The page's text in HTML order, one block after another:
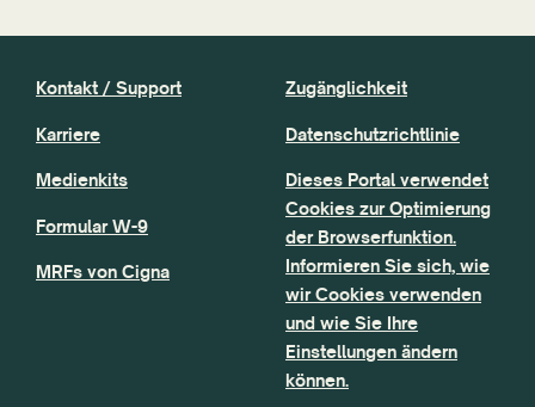
Kontakt / Support
Karriere
Medienkits
Formular W-9
MRFs von Cigna
Zugänglichkeit
Datenschutzrichtlinie
Dieses Portal verwendet
Cookies zur Optimierung
der Browserfunktion.
Informieren Sie sich, wie
wir Cookies verwenden
und wie Sie Ihre
Einstellungen ändern
können.